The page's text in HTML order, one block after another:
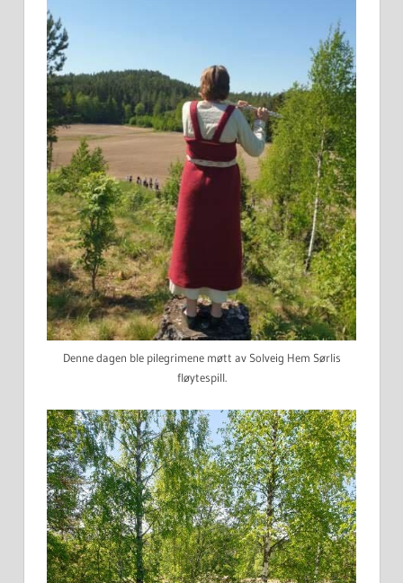
Denne dagen ble pilegrimene møtt av Solveig Hem Sørlis
fløytespill.